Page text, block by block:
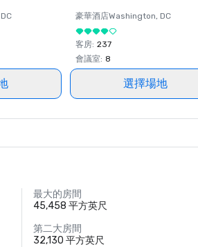
豪華酒店Washington, DC
客房: 237
會議室: 8
選擇場地
最大的房間
45,458 平方英尺
第二大房間
32,130 平方英尺